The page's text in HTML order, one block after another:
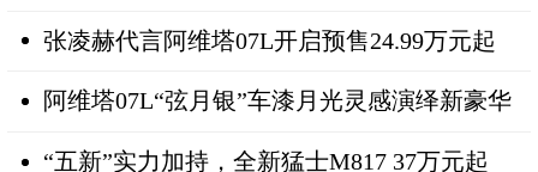
张凌赫代言阿维塔07L开启预售24.99万元起
阿维塔07L“弦月银”车漆月光灵感演绎新豪华
“五新”实力加持，全新猛士M817 37万元起